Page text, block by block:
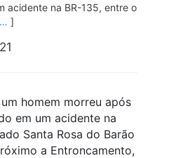
acidente na BR-135, entre o
… ]
homem morreu após
em um acidente na
Santa Rosa do Barão
a Entroncamento,